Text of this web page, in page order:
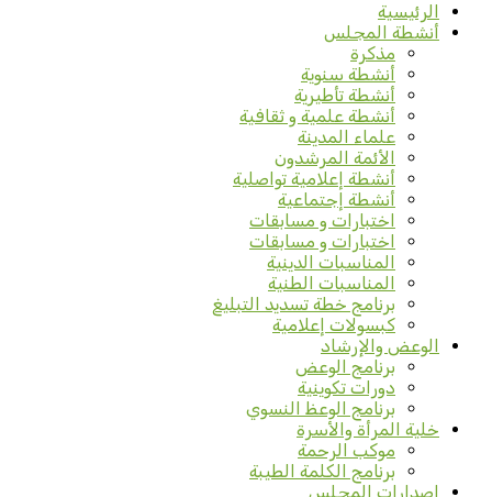
الرئيسية
أنشطة المجلس
مذكرة
أنشطة سنوية
أنشطة تأطيرية
أنشطة علمية و ثقافية
علماء المدينة
الأئمة المرشدون
أنشطة إعلامية تواصلية
أنشطة إجتماعية
اختبارات و مسابقات
اختبارات و مسابقات
المناسبات الدينية
المناسبات الطنية
برنامج خطة تسديد التبليغ
كبسولات إعلامية
الوعض والإرشاد
برنامج الوعض
دورات تكوينية
برنامج الوعظ النسوي
خلية المرأة والأسرة
موكب الرحمة
برنامج الكلمة الطيبة
إصدارات المجلس